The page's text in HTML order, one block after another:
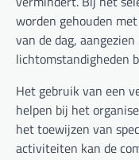
worden gehouden
van de dag,
lichtomstandigheden
Het gebruik van een
helpen bij het
het toewijzen van
activiteiten kan de